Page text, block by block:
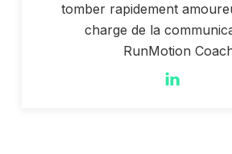
tomber rapidement
charge de la
RunMotion